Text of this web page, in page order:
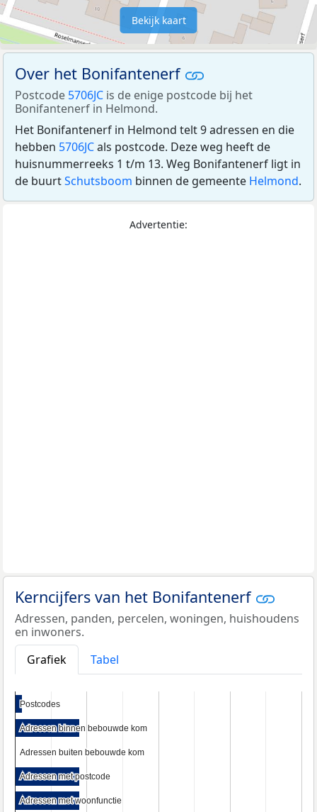
Bekijk kaart
Over het Bonifantenerf
Postcode 5706JC is de enige postcode bij het
Bonifantenerf in Helmond.
Het Bonifantenerf in Helmond telt 9 adressen en die
hebben 5706JCals postcode. Deze weg heeft de
huisnummerreeks 1 t/m 13. Weg Bonifantenerf ligt in
de buurtSchutsboom binnen de gemeente Helmond.
Advertentie:
Kerncijfers van het Bonifantenerf
Adressen, panden, percelen, woningen, huishoudens
en inwoners.
Grafiek
Tabel
Postcodes
Postcodes
Adressen binnen bebouwde kom
Adressen binnen bebouwde kom
Adressen buiten bebouwde kom
Adressen buiten bebouwde kom
Adressen met postcode
Adressen met postcode
Adressen met woonfunctie
Adressen met woonfunctie